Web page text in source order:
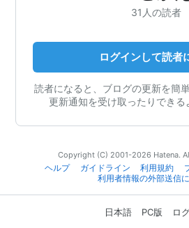
31人の読者
ログインして読者
読者になると、ブログの更新を簡
更新通知を受け取ったりできる
Copyright (C) 2001-2026 Hatena.
ヘルプ
ガイドライン 利用規約
利用者情報の外部送信
日本語 PC版 ロ